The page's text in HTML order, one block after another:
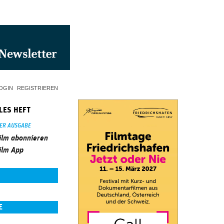
REGISTRIEREN
HEFT
AUSGABE
abonnieren
App